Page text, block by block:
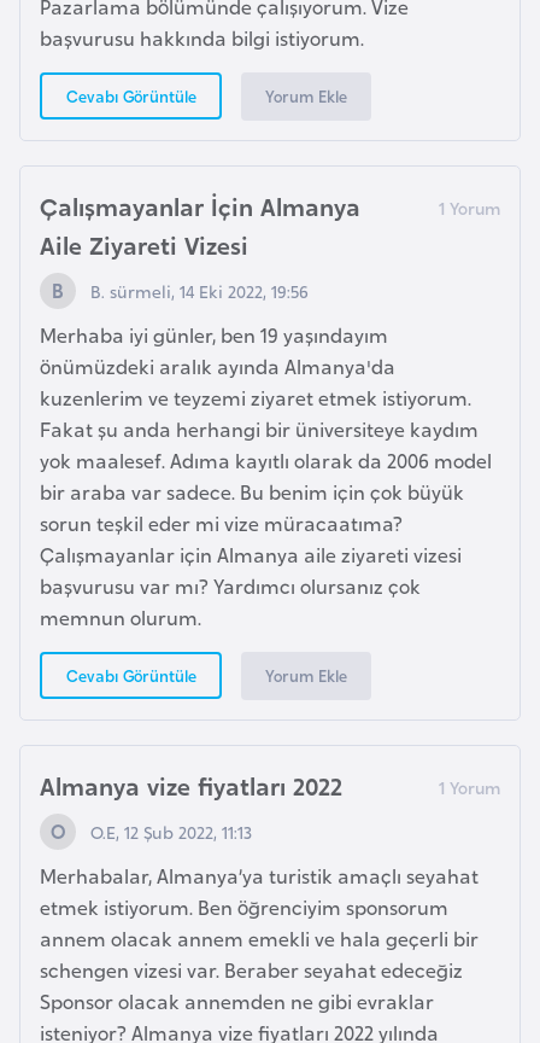
başvurusu hakkında bilgi istiyorum.
Cevabı Görüntüle Yorum Ekle
Çalışmayanlar İçin Almanya
Aile Ziyareti Vizesi
B. sürmeli, 14 Eki 2022, 19:56
Merhaba iyi günler, ben 19 yaşındayım
önümüzdeki aralık ayında Almanya'da
kuzenlerim ve teyzemi ziyaret etmek istiyorum.
Fakat şu anda herhangi bir üniversiteye kaydım
yok maalesef. Adıma kayıtlı olarak da 2006 model
bir araba var sadece. Bu benim için çok büyük
sorun teşkil eder mi vize müracaatıma?
Çalışmayanlar için Almanya aile ziyareti vizesi
başvurusu var mı? Yardımcı olursanız çok
memnun olurum.
Cevabı Görüntüle Yorum Ekle
Almanya vize fiyatları 2022
O.E, 12 Şub 2022, 11:13
Merhabalar, Almanya’ya turistik amaçlı seyahat
etmek istiyorum. Ben öğrenciyim sponsorum
annem olacak annem emekli ve hala geçerli bir
schengen vizesi var. Beraber seyahat edeceğiz
Sponsor olacak annemden ne gibi evraklar
isteniyor? Almanya vize fiyatları 2022 yılında
l
d
a
K
a
m
b
o
ç
y
a
K
e
n
K
a
n
a
d
a